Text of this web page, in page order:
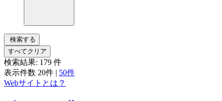
検索する
すべてクリア
検索結果: 179 件
表示件数 20件 | 50件
Webサイトとは？